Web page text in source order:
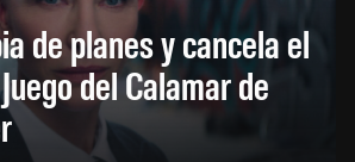
de planes y cancela el
del Calamar de